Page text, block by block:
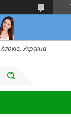
Харків, Україна